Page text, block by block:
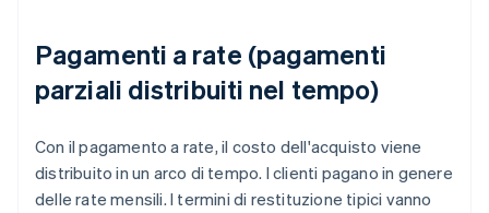
Pagamenti a rate (pagamenti
parziali distribuiti nel tempo)
Con il pagamento a rate, il costo dell'acquisto viene
distribuito in un arco di tempo. I clienti pagano in genere
delle rate mensili. I termini di restituzione tipici vanno